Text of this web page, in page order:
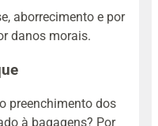
aborrecimento e por
danos morais.
preenchimento dos
à bagagens? Por